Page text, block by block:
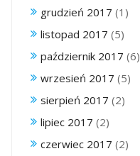
grudzień 2017 (1)
listopad 2017 (5)
październik 2017 (6)
wrzesień 2017 (5)
sierpień 2017 (2)
lipiec 2017 (2)
czerwiec 2017 (2)